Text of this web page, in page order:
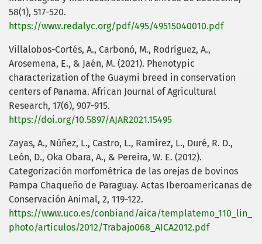
58(1), 517-520.
https://www.redalyc.org/pdf/495/49515040010.pdf
Villalobos-Cortés, A., Carbonó, M., Rodríguez, A.,
Arosemena, E., & Jaén, M. (2021). Phenotypic
characterization of the Guaymi breed in conservation
centers of Panama. African Journal of Agricultural
Research, 17(6), 907-915.
https://doi.org/10.5897/AJAR2021.15495
Zayas, A., Núñez, L., Castro, L., Ramírez, L., Duré, R. D.,
León, D., Oka Obara, A., & Pereira, W. E. (2012).
Categorización morfométrica de las orejas de bovinos
Pampa Chaqueño de Paraguay. Actas Iberoamericanas de
Conservación Animal, 2, 119-122.
https://www.uco.es/conbiand/aica/templatemo_110_lin_
photo/articulos/2012/Trabajo068_AICA2012.pdf